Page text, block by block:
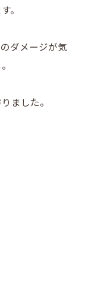
。
ダメージが気
ました。